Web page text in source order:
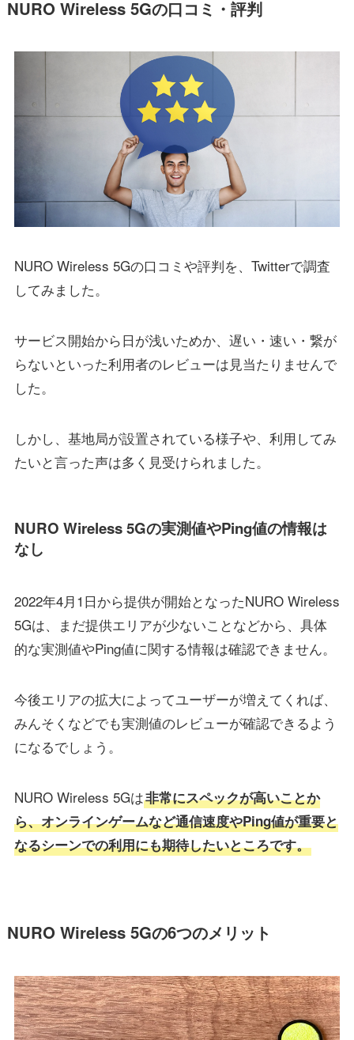
NURO Wireless 5Gの口コミ・評判
NURO Wireless 5Gの口コミや評判を、Twitterで調査
してみました。
サービス開始から日が浅いためか、遅い・速い・繋が
らないといった利用者のレビューは見当たりませんで
した。
しかし、基地局が設置されている様子や、利用してみ
たいと言った声は多く見受けられました。
NURO Wireless 5Gの実測値やPing値の情報は
なし
2022年4月1日から提供が開始となったNURO Wireless
5Gは、まだ提供エリアが少ないことなどから、具体
的な実測値やPing値に関する情報は確認できません。
今後エリアの拡大によってユーザーが増えてくれば、
みんそくなどでも実測値のレビューが確認できるよう
になるでしょう。
NURO Wireless 5Gは非常にスペックが高いことか
ら、オンラインゲームなど通信速度やPing値が重要と
なるシーンでの利用にも期待したいところです。
NURO Wireless 5Gの6つのメリット